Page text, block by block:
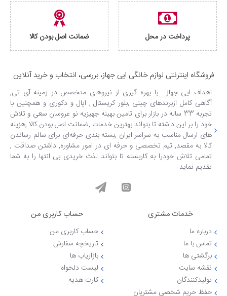
پرداخت در محل ضمانت اصل بودن کالا
فروشگاه اینترنتی لوازم خانگی ایی جهاز، بررسی، انتخاب و خرید آنلاین
اهداف ایی جهاز : با بهره گیری از نیروهای متخصص در زمینه آی تی,
آگاهی کامل ازبرندهای چینی ,بلور کریستال , اپال و دکوری و همچنین با
تجربه 33 ساله در بازار برای تامین بهینه جهیزیه نو عروسان سعی و تلاش
خود را بر این داشته تا بتواند بهترین خدمات ,ضمانت اصل بودن کالا ,هزینه
های ارسال مناسب به سراسر ایران ,بسته بندی حرفه‌ای برای سالم رساندن
کالا به مقصد, تیم تخصصی و حرفه ای در امور مشاوره, داشتن صداقت ,
تمامی تلاش خودرا به کاربسته تا بتواند لذت خریدی بی انتها را به شما
تقدیم نماید
خدمات مشتری
درباره ما
تماس با ما
برگشتی ها
نقشه سایت
تولیدکنندگان
حفظ حریم شخصی مشتریان
حساب کاربری من
حساب کاربری من
تاریخچه سفارش
بازاریاب ها
لیست دلخواه
کارت هدیه